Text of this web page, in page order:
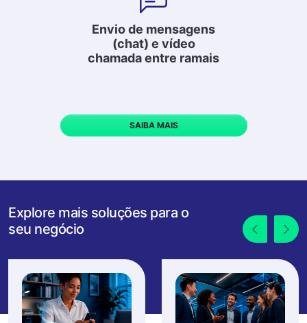
Envio de mensagens
(chat) e vídeo
chamada entre ramais
SAIBA MAIS
Explore mais soluções para o
seu negócio